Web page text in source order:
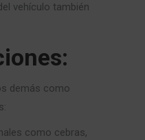
vehículo también
demás como
como cebras,